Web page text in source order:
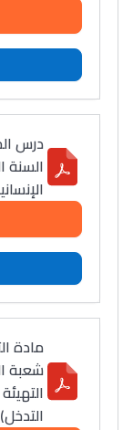
درس
السنة
مادة
شعبة
التدخل)